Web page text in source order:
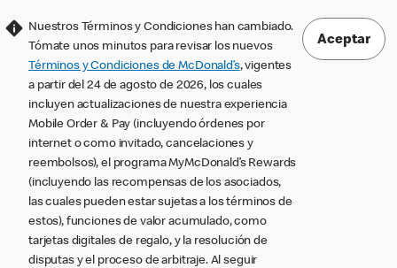
Nuestros Términos y Condiciones han cambiado.
Tómate unos minutos para revisar los nuevos
Términos y Condiciones de McDonald’s, vigentes
a partir del 24 de agosto de 2026, los cuales
incluyen actualizaciones de nuestra experiencia
Mobile Order & Pay (incluyendo órdenes por
internet o como invitado, cancelaciones y
reembolsos), el programa MyMcDonald’s Rewards
(incluyendo las recompensas de los asociados,
las cuales pueden estar sujetas a los términos de
estos), funciones de valor acumulado, como
tarjetas digitales de regalo, y la resolución de
disputas y el proceso de arbitraje. Al seguir
Aceptar